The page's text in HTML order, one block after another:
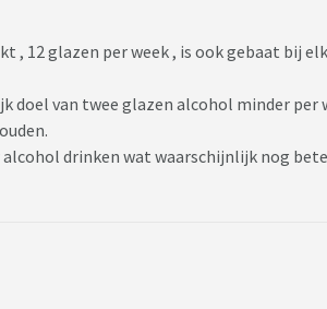
, 12 glazen per week , is ook gebaat bij
doel van twee glazen alcohol minder per
drinken wat waarschijnlijk nog